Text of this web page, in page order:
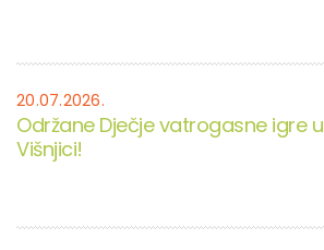
20.07.2026.
Održane Dječje vatrogasne igre u
Višnjici!